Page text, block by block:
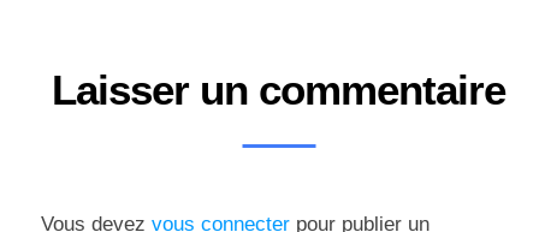
Laisser un commentaire
Vous devezvous connecter pour publier un